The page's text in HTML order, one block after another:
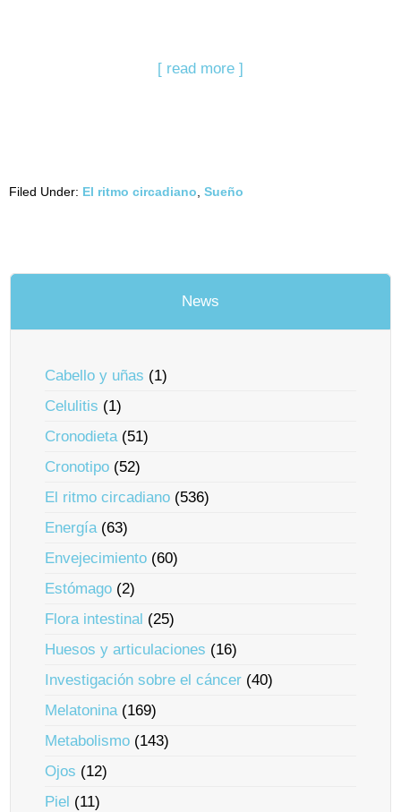
[ read more ]
Filed Under: El ritmo circadiano Sueño
News
Cabello y uñas (1)
Celulitis (1)
Cronodieta(51)
Cronotipo (52)
El ritmo circadiano (536)
Energía(63)
Envejecimiento (60)
Estómago (2)
Flora intestinal (25)
Huesos y articulaciones (16)
Investigación sobre el cáncer (40)
Melatonina(169)
Metabolismo (143)
Ojos (12)
Piel (11)